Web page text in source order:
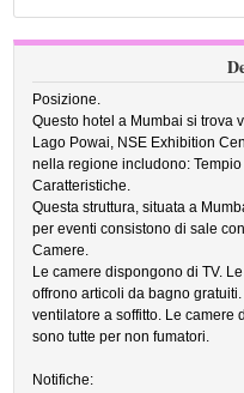
Posizione.
Questo hotel a Mumbai si trova
Lago Powai, NSE Exhibition
nella regione includono:
Caratteristiche.
Questa struttura, situata a
per eventi consistono di sale
Camere.
Le camere dispongono di TV.
offrono articoli da bagno
ventilatore a soffitto. Le camere
sono tutte per non fumatori.
Notifiche: